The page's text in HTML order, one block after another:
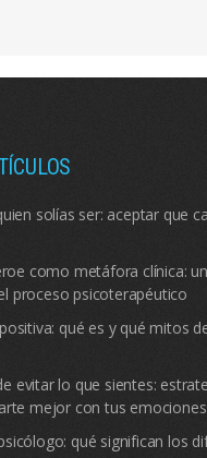
solías ser: aceptar que
como metáfora clínica:
proceso psicoterapéutico
qué es y qué mitos
evitar lo que sientes:
mejor con tus emociones
qué significan los